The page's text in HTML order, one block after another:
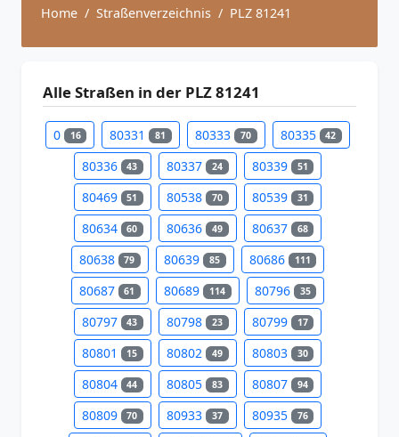
Home Straßenverzeichnis PLZ 81241
Alle Straßen in der PLZ 81241
0 16 80331 81 80333 70 80335 42
80336 43 80337 24 80339 51
80469 51 80538 70 80539 31
80634 60 80636 49 80637 68
80638 79 80639 85 80686 111
80687 61 80689 114 80796 35
80797 43 80798 23 80799 17
80801 15 80802 49 80803 30
80804 44 80805 83 80807 94
80809 70 80933 37 80935 76